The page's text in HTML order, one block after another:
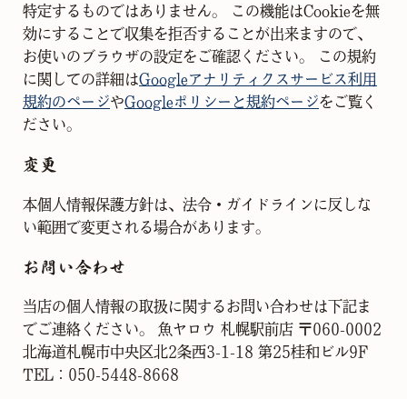
特定するものではありません。 この機能はCookieを無
効にすることで収集を拒否することが出来ますので、
お使いのブラウザの設定をご確認ください。 この規約
に関しての詳細はGoogleアナリティクスサービス利用
規約のページやGoogleポリシーと規約ページをご覧く
ださい。
変更
本個人情報保護方針は、法令・ガイドラインに反しな
い範囲で変更される場合があります。
お問い合わせ
当店の個人情報の取扱に関するお問い合わせは下記ま
でご連絡ください。 ⿂ヤロウ 札幌駅前店 〒060-0002
北海道札幌市中央区北2条西3-1-18 第25桂和ビル9F
TEL：050-5448-8668